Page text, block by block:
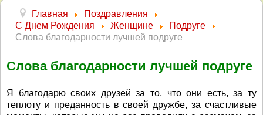
Главная
Поздравления
С Днем Рождения
Женщине
Подруге
Слова благодарности лучшей подруге
Слова благодарности лучшей подруге
Я благодарю своих друзей за то, что они есть, за ту
теплоту и преданность в своей дружбе, за счастливые